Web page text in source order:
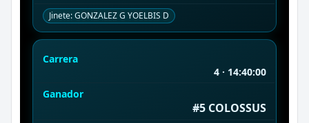
Jinete: GONZALEZ G YOELBIS D
Carrera
4 · 14:40:00
Ganador
#5 COLOSSUS